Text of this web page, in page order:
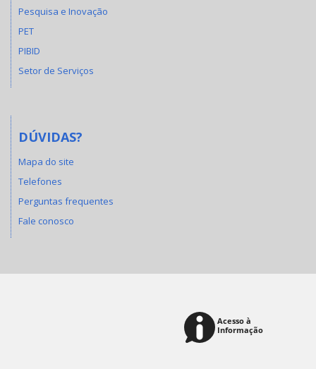
Pesquisa e Inovação
PET
PIBID
Setor de Serviços
DÚVIDAS?
Mapa do site
Telefones
Perguntas frequentes
Fale conosco